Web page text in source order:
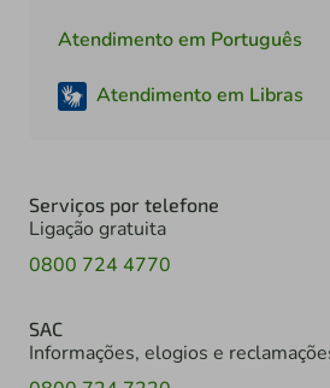
Atendimento em Português
Atendimento em Libras
Serviços por telefone
Ligação gratuita
0800 724 4770
SAC
Informações, elogios e